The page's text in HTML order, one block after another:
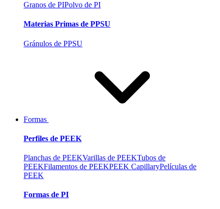
Granos de PIPolvo de PI
Materias Primas de PPSU
Gránulos de PPSU
Formas
Perfiles de PEEK
Planchas de PEEKVarillas de PEEKTubos de
PEEKFilamentos de PEEKPEEK CapillaryPelículas de
PEEK
Formas de PI